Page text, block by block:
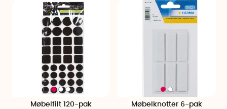
Møbelfilt 120-pak Møbelknotter 6-pak